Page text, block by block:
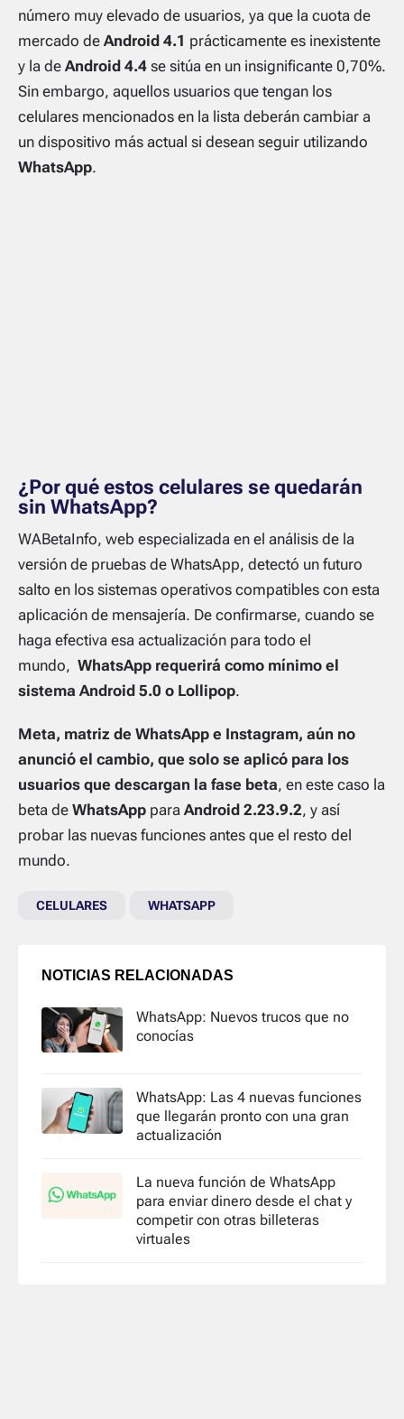
número muy elevado de usuarios, ya que la cuota de
mercado de Android 4.1 prácticamente es inexistente
y la de Android 4.4 se sitúa en un insignificante 0,70%.
Sin embargo, aquellos usuarios que tengan los
celulares mencionados en la lista deberán cambiar a
un dispositivo más actual si desean seguir utilizando
WhatsApp.
¿Por qué estos celulares se quedarán
sin WhatsApp?
WABetaInfo, web especializada en el análisis de la
versión de pruebas de WhatsApp, detectó un futuro
salto en los sistemas operativos compatibles con esta
aplicación de mensajería. De confirmarse, cuando se
haga efectiva esa actualización para todo el
mundo, WhatsApp requerirá como mínimo el
sistema Android 5.0 o Lollipop.
Meta, matriz de WhatsApp e Instagram, aún no
anunció el cambio, que solo se aplicó para los
usuarios que descargan la fase beta, en este caso la
beta de WhatsApp para Android 2.23.9.2, y así
probar las nuevas funciones antes que el resto del
mundo.
CELULARES WHATSAPP
NOTICIAS RELACIONADAS
WhatsApp: Nuevos trucos que no
conocías
WhatsApp: Las 4 nuevas funciones
que llegarán pronto con una gran
actualización
La nueva función de WhatsApp
para enviar dinero desde el chat y
competir con otras billeteras
virtuales